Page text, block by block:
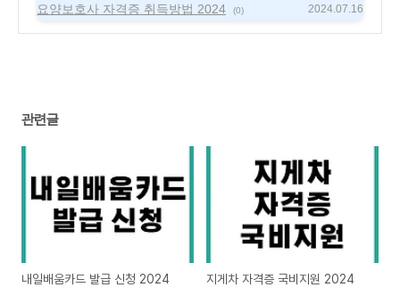
요양보호사 자격증 취득방법 2024 (0) 2024.07.16
관련글
내일배움카드 발급 신청 2024 지게차 자격증 국비지원 2024